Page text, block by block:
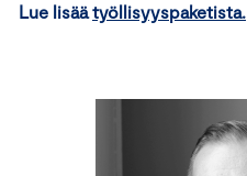
Lue lisäätyöllisyyspaketista.